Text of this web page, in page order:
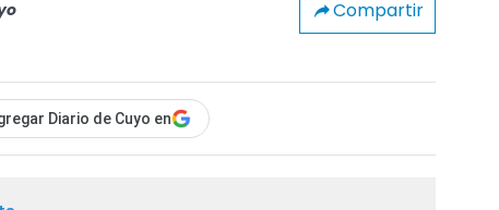
Compartir
Diario de Cuyo en